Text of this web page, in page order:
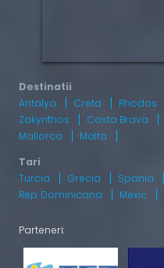
Antalya Creta Rhodos
Zakynthos
Costa Brava
Mallorca
Malta
Turcia Grecia Spania
Rep. Dominicana
Mexic